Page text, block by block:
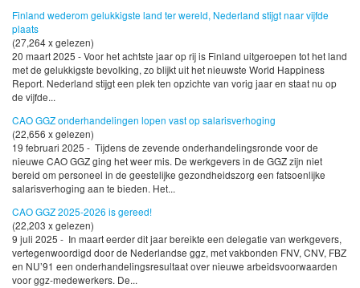
Finland wederom gelukkigste land ter wereld, Nederland stijgt naar vijfde
plaats
(27,264 x gelezen)
20 maart 2025 - Voor het achtste jaar op rij is Finland uitgeroepen tot het land
met de gelukkigste bevolking, zo blijkt uit het nieuwste World Happiness
Report. Nederland stijgt een plek ten opzichte van vorig jaar en staat nu op
de vijfde...
CAO GGZ onderhandelingen lopen vast op salarisverhoging
(22,656 x gelezen)
19 februari 2025 - Tijdens de zevende onderhandelingsronde voor de
nieuwe CAO GGZ ging het weer mis. De werkgevers in de GGZ zijn niet
bereid om personeel in de geestelijke gezondheidszorg een fatsoenlijke
salarisverhoging aan te bieden. Het...
CAO GGZ 2025-2026 is gereed!
(22,203 x gelezen)
9 juli 2025 - In maart eerder dit jaar bereikte een delegatie van werkgevers,
vertegenwoordigd door de Nederlandse ggz, met vakbonden FNV, CNV, FBZ
en NU’91 een onderhandelingsresultaat over nieuwe arbeidsvoorwaarden
voor ggz-medewerkers. De...